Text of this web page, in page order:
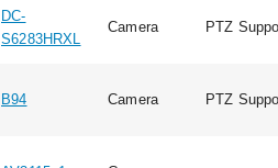
DC-
S6283HRXL
Camera PTZ
B94 Camera PTZ